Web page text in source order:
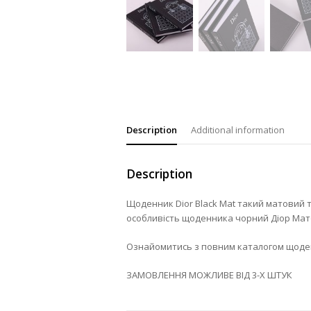
Description Additional information
Description
Щоденник Dior Black Mat такий матовий
особливість щоденника чорний Діор
Ознайомитись з повним каталогом
ЗАМОВЛЕННЯ МОЖЛИВЕ ВІД 3-Х ШТУК